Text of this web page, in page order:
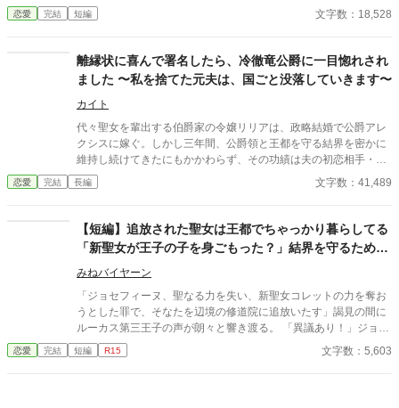
施していると思っているから、いくら止めて欲しいと言っても聞
き入れてもらえない。 聞き入れてもらえないなら、私の存在なん
の声は聞こえていますか？ ------------------------------ ※こちらの作
品はカクヨムにも掲載しています
恋愛 完結 短編 文字数：18,528
離縁状に喜んで署名したら、冷徹竜公爵に一目惚れされ
ました 〜私を捨てた元夫は、国ごと没落していきます〜
カイト
代々聖女を輩出する伯爵家の令嬢リリアは、政略結婚で公爵アレ
クシスに嫁ぐ。しかし三年間、公爵領と王都を守る結界を密かに
維持し続けてきたにもかかわらず、その功績は夫の初恋相手・エ
レノアのものとされ、「聖女の力を失った」という嘘を信じた夫
から離縁を告げられてしまう。 自由の身となったリリアは、街道
る。彼の領地で浄化魔法を振るううちに荒れた土地は豊かさを取
り戻し、リリアは人々に必要とされる喜びと、カイルの変わらぬ
優しさに少しずつ心を開いていく。 一方、リリアを失った公爵領
では結界が崩れ、王宮の調査によって彼女こそ真の聖女だったこ
とと、エレノアの嘘が明らかになる。過ちに気付いた元夫は復縁
を願うが、リリアの心はもう戻らない。 傷ついた聖女が運命の愛
と本当の幸せを見つける、溺愛ざまぁファンタジー。
恋愛 完結 長編 文字数：41,489
【短編】追放された聖女は王都でちゃっかり暮らしてる
「新聖女が王子の子を身ごもった？」結界を守るために
元聖女たちが立ち上がる
みねバイヤーン
「ジョセフィーヌ、聖なる力を失い、新聖女コレットの力を奪お
うとした罪で、そなたを辺境の修道院に追放いたす」謁見の間に
ルーカス第三王子の声が朗々と響き渡る。 「異議あり！」ジョセ
フィーヌは間髪を入れず意義を唱え、証言を述べる。 「証言一、
とある元聖女マデリーン。殿下は十代の聖女しか興味がない。証
恋愛 完結 短編 R15 文字数：5,603